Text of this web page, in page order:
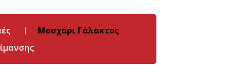
Μοσχάρι Γάλακτος